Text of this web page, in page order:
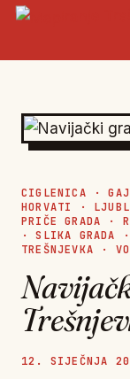
CIGLENICA ·
HORVATI
·
PRIČE GRADA ·
·SLIKA GRADA
TREŠNJEVKA ·
12. SIJEČNJA